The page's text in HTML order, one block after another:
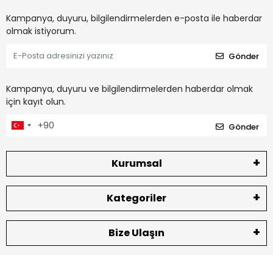
Kampanya, duyuru, bilgilendirmelerden e-posta ile haberdar
olmak istiyorum.
Gönder
Kampanya, duyuru ve bilgilendirmelerden haberdar olmak
için kayıt olun.
Gönder
Kurumsal
Kategoriler
Bize Ulaşın